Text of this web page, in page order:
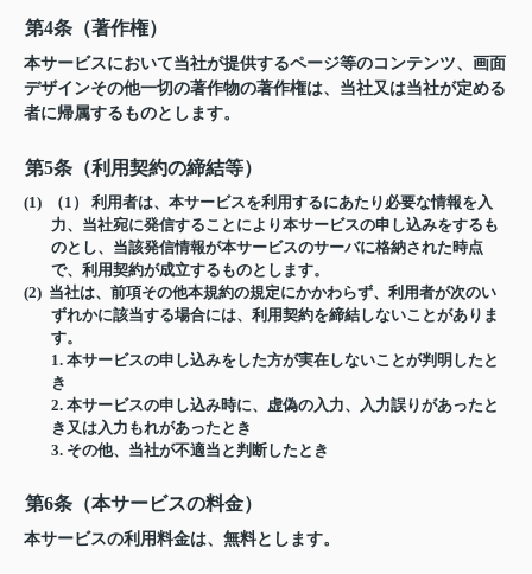
第4条（著作権）
本サービスにおいて当社が提供するページ等のコンテンツ、画面
デザインその他一切の著作物の著作権は、当社又は当社が定める
者に帰属するものとします。
第5条（利用契約の締結等）
(1) （1） 利用者は、本サービスを利用するにあたり必要な情報を入
力、当社宛に発信することにより本サービスの申し込みをするも
のとし、当該発信情報が本サービスのサーバに格納された時点
で、利用契約が成立するものとします。
(2) 当社は、前項その他本規約の規定にかかわらず、利用者が次のい
ずれかに該当する場合には、利用契約を締結しないことがありま
す。
1. 本サービスの申し込みをした方が実在しないことが判明したと
き
2. 本サービスの申し込み時に、虚偽の入力、入力誤りがあったと
き又は入力もれがあったとき
3. その他、当社が不適当と判断したとき
第6条（本サービスの料金）
本サービスの利用料金は、無料とします。